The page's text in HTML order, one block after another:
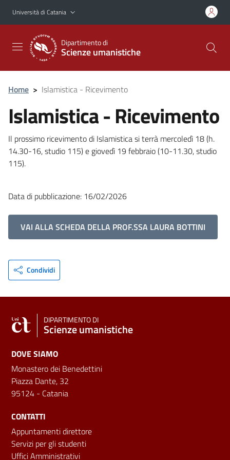
Vai al contenuto principale
Vai al menu di navigazione
Università di Catania
Dipartimento di
Scienze umanistiche
Home > Islamistica - Ricevimento
Islamistica - Ricevimento
Il prossimo ricevimento di Islamistica si terrà mercoledì 18 (h.
14.30-16, studio 115) e giovedì 19 febbraio (10-11.30, studio
115).
Data di pubblicazione: 16/02/2026
VAI ALLA SCHEDA DELLA PROF.SSA LAURA BOTTINI
Condividi
DIPARTIMENTO DI
Scienze umanistiche
DOVE SIAMO
Monastero dei Benedettini
Piazza Dante, 32
95124 - Catania
CONTATTI
Appuntamenti direttore
Servizi per gli studenti
Uffici Amministrativi